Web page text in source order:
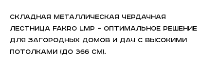
Складная металлическая чердачная
лестница FAKRO LMP – оптимальное решение
для загородных домов и дач с высокими
потолками (до 366 см).